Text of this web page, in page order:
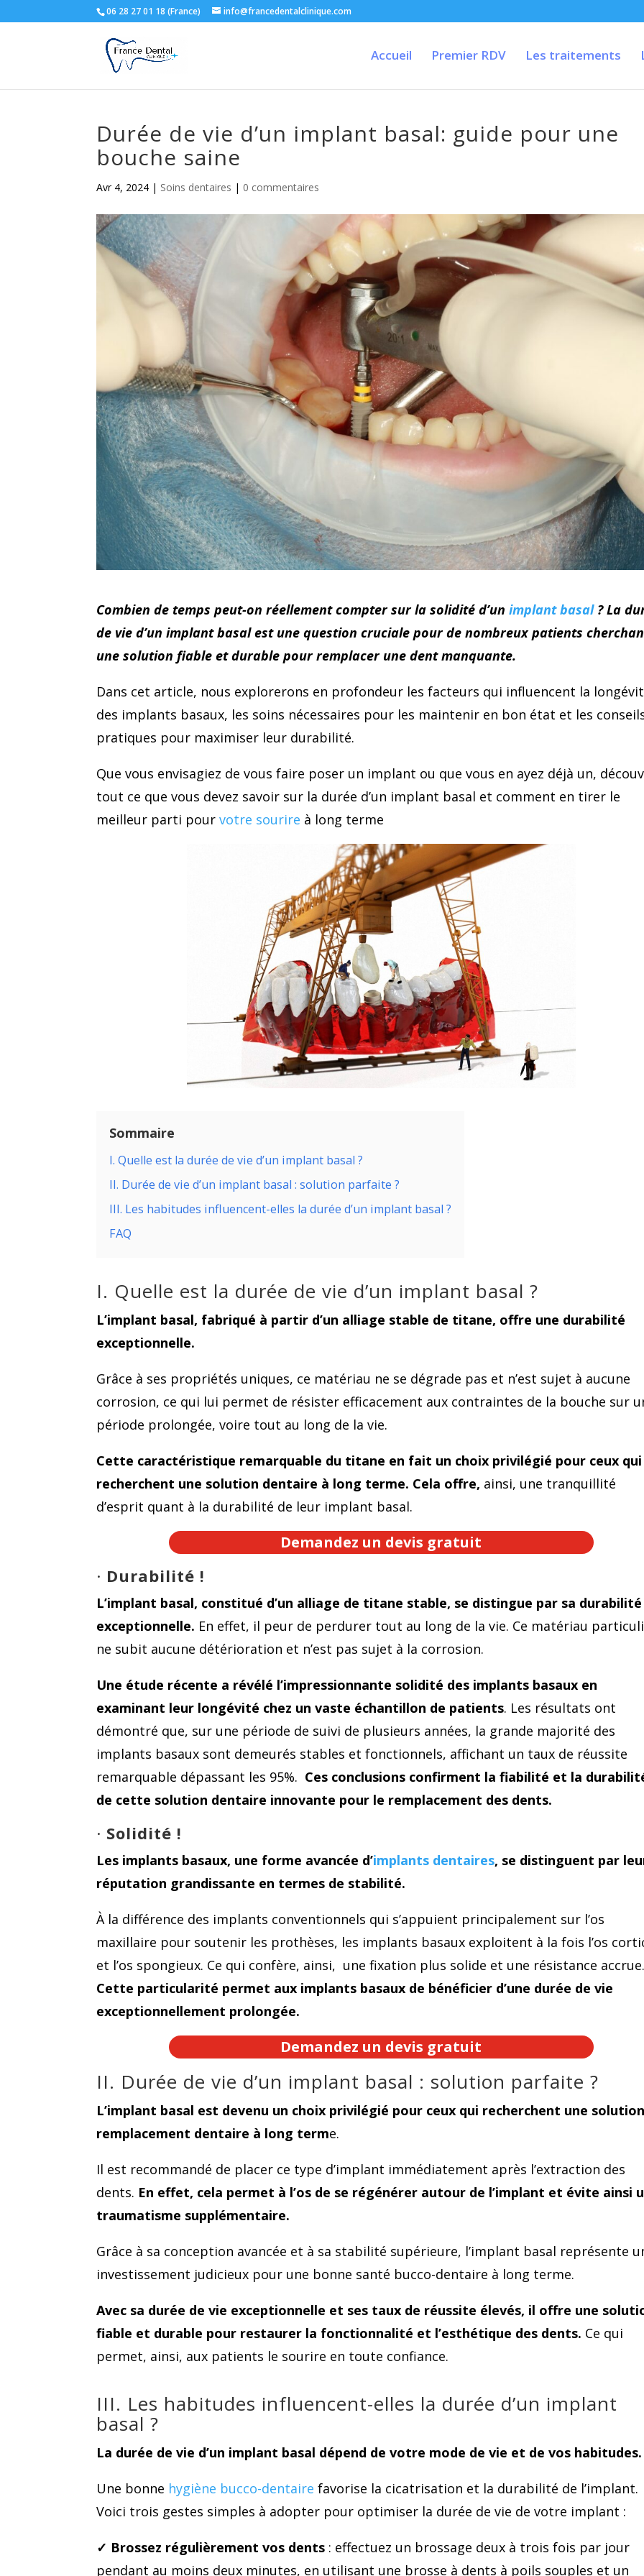
06 28 27 01 18 (France) info@francedentalclinique.com
Accueil Premier RDV Les traitements
Durée de vie d’un implant basal: guide pour une
bouche saine
Avr 4, 2024 | Soins dentaires | 0 commentaires
Combien de temps peut-on réellement compter sur la solidité d’unimplant basal? La
de vie d’un implant basal est une question cruciale pour de nombreux patients
une solution fiable et durable pour remplacer une dent manquante.
Dans cet article, nous explorerons en profondeur les facteurs qui influencent la
des implants basaux, les soins nécessaires pour les maintenir en bon état et les
pratiques pour maximiser leur durabilité.
Que vous envisagiez de vous faire poser un implant ou que vous en ayez déjà un,
tout ce que vous devez savoir sur la durée d’un implant basal et comment en tirer le
meilleur parti pourvotre sourire à long terme
Sommaire
I. Quelle est la durée de vie d’un implant basal ?
II. Durée de vie d’un implant basal : solution parfaite ?
III. Les habitudes influencent-elles la durée d’un implant basal ?
FAQ
I. Quelle est la durée de vie d’un implant basal ?
L’implant basal, fabriqué à partir d’un alliage stable de titane, offre une durabilité
exceptionnelle.
Grâce à ses propriétés uniques, ce matériau ne se dégrade pas et n’est sujet à aucune
corrosion, ce qui lui permet de résister efficacement aux contraintes de la bouche sur
période prolongée, voire tout au long de la vie.
Cette caractéristique remarquable du titane en fait un choix privilégié pour ceux qui
recherchent une solution dentaire à long terme. Cela offre, ainsi, une tranquillité
d’esprit quant à la durabilité de leur implant basal.
Demandez un devis gratuit
· Durabilité !
L’implant basal, constitué d’un alliage de titane stable, se distingue par sa durabilité
exceptionnelle. En effet, il peur de perdurer tout au long de la vie. Ce matériau
ne subit aucune détérioration et n’est pas sujet à la corrosion.
Une étude récente a révélé l’impressionnante solidité des implants basaux en
examinant leur longévité chez un vaste échantillon de patients. Les résultats ont
démontré que, sur une période de suivi de plusieurs années, la grande majorité des
implants basaux sont demeurés stables et fonctionnels, affichant un taux de réussite
remarquable dépassant les 95%. Ces conclusions confirment la fiabilité et la
de cette solution dentaire innovante pour le remplacement des dents.
· Solidité !
Les implants basaux, une forme avancée d’implants dentaires, se distinguent par
réputation grandissante en termes de stabilité.
À la différence des implants conventionnels qui s’appuient principalement sur l’os
maxillaire pour soutenir les prothèses, les implants basaux exploitent à la fois l’os
et l’os spongieux. Ce qui confère, ainsi, une fixation plus solide et une résistance
Cette particularité permet aux implants basaux de bénéficier d’une durée de vie
exceptionnellement prolongée.
Demandez un devis gratuit
II. Durée de vie d’un implant basal : solution parfaite ?
L’implant basal est devenu un choix privilégié pour ceux qui recherchent une
remplacement dentaire à long terme.
Il est recommandé de placer ce type d’implant immédiatement après l’extraction des
dents. En effet, cela permet à l’os de se régénérer autour de l’implant et évite ainsi
traumatisme supplémentaire.
Grâce à sa conception avancée et à sa stabilité supérieure, l’implant basal représente
investissement judicieux pour une bonne santé bucco-dentaire à long terme.
Avec sa durée de vie exceptionnelle et ses taux de réussite élevés, il offre une
fiable et durable pour restaurer la fonctionnalité et l’esthétique des dents. Ce qui
permet, ainsi, aux patients le sourire en toute confiance.
III. Les habitudes influencent-elles la durée d’un implant
basal ?
La durée de vie d’un implant basal dépend de votre mode de vie et de vos habitudes.
Une bonne hygiène bucco-dentaire favorise la cicatrisation et la durabilité de l’implant.
Voici trois gestes simples à adopter pour optimiser la durée de vie de votre implant :
✓ Brossez régulièrement vos dents : effectuez un brossage deux à trois fois par jour
pendant au moins deux minutes, en utilisant une brosse à dents à poils souples et un